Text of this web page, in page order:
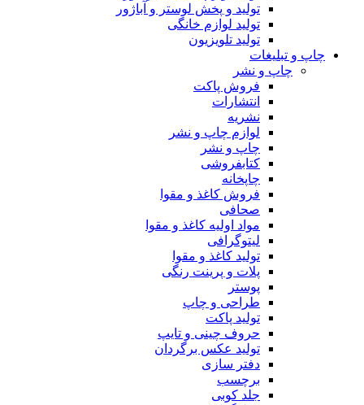
تولید و پخش لوستر و آباژور
تولید لوازم خانگی
تولید تلویزیون
چاپ و تبلیغات
چاپ و نشر
فروش پاکت
انتشارات
نشریه
لوازم چاپ و نشر
چاپ و نشر
کتابفروشی
چاپخانه
فروش کاغذ و مقوا
صحافی
مواد اولیه کاغذ و مقوا
لیتوگرافی
تولید کاغذ و مقوا
پلات و پرینت رنگی
پوستر
طراحی و چاپ
تولید پاکت
حروف چینی و تایپ
تولید عکس برگردان
دفتر سازی
برچسب
جلد کوبی